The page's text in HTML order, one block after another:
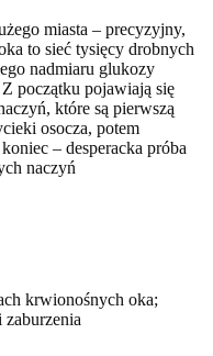
miasta – precyzyjny,
to sieć tysięcy drobnych
nadmiaru glukozy
początku pojawiają się
które są pierwszą
osocza, potem
– desperacka próba
naczyń
krwionośnych oka;